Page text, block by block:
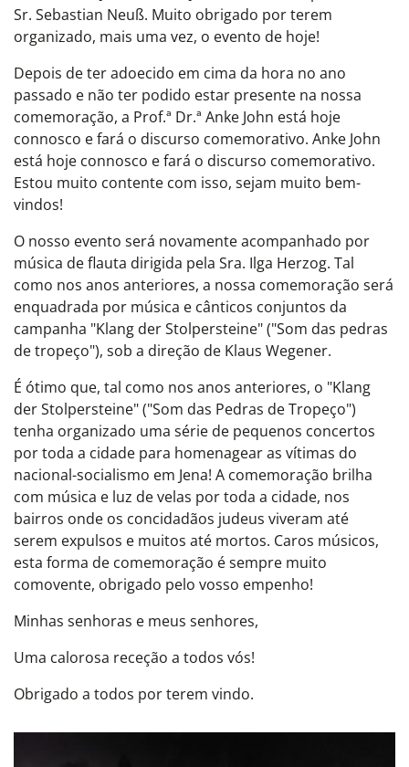
Sr. Sebastian Neuß. Muito obrigado por terem
organizado, mais uma vez, o evento de hoje!
Depois de ter adoecido em cima da hora no ano
passado e não ter podido estar presente na nossa
comemoração, a Prof.ª Dr.ª Anke John está hoje
connosco e fará o discurso comemorativo. Anke John
está hoje connosco e fará o discurso comemorativo.
Estou muito contente com isso, sejam muito bem-
vindos!
O nosso evento será novamente acompanhado por
música de flauta dirigida pela Sra. Ilga Herzog. Tal
como nos anos anteriores, a nossa comemoração será
enquadrada por música e cânticos conjuntos da
campanha "Klang der Stolpersteine" ("Som das pedras
de tropeço"), sob a direção de Klaus Wegener.
É ótimo que, tal como nos anos anteriores, o "Klang
der Stolpersteine" ("Som das Pedras de Tropeço")
tenha organizado uma série de pequenos concertos
por toda a cidade para homenagear as vítimas do
nacional-socialismo em Jena! A comemoração brilha
com música e luz de velas por toda a cidade, nos
bairros onde os concidadãos judeus viveram até
serem expulsos e muitos até mortos. Caros músicos,
esta forma de comemoração é sempre muito
comovente, obrigado pelo vosso empenho!
Minhas senhoras e meus senhores,
Uma calorosa receção a todos vós!
Obrigado a todos por terem vindo.